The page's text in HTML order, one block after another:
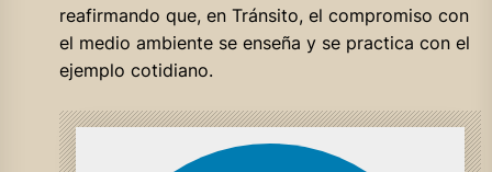
reafirmando que, en Tránsito, el compromiso con
el medio ambiente se enseña y se practica con el
ejemplo cotidiano.